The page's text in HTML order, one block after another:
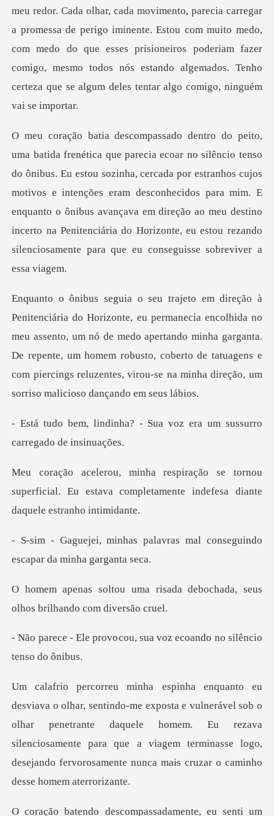
cada movimento, parecia carregar
a promessa de perigo iminente. Estou com muito medo,
com medo do que esses prisioneiros poderi
zinha, cercada por estranhos cujos
motivos e intenções eram desconhecidos para mim. E
enquanto o ônibus avançava em direção ao meu
no
meu assento, um nó de medo apertando minha garganta.
De repente, um homem robusto, coberto de tatua
- Sua voz era um sussurro
ornou
superficial. Eu estava completamente
palavras mal conseguindo
es
sada debochada, seus
olhos b
cou, sua voz ecoando no
erável sob o
olhar penetrante daquele homem. Eu rezava
silenciosamente para que a viagem ter